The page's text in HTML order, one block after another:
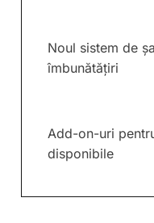
Noul sistem de
îmbunătățiri
Add-on-uri
disponibile